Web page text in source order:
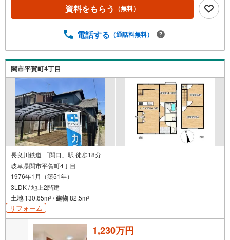
資料をもらう （無料）
電話する （通話料無料）
関市平賀町4丁目
長良川鉄道 「関口」駅 徒歩18分
岐阜県関市平賀町4丁目
1976年1月（築51年）
3LDK / 地上2階建
土地130.65m2 /建物82.5m2
リフォーム
1,230万円